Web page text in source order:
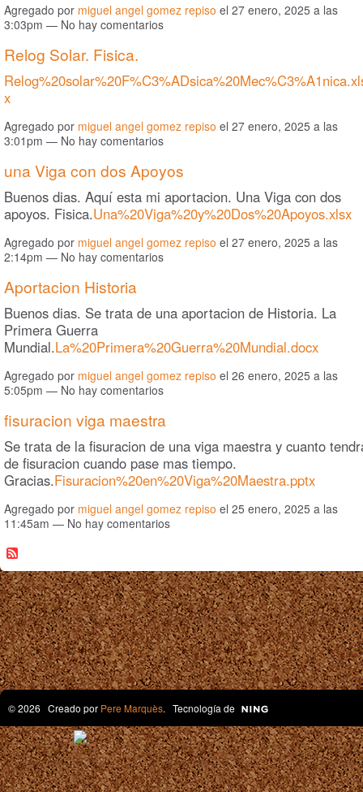
Agregado por miguel angel gomez repiso el 27 enero, 2025 a las
3:03pm — No hay comentarios
Relog Solar. Fisica.
x
Agregado por miguel angel gomez repiso el 27 enero, 2025 a las
3:01pm — No hay comentarios
una Viga con dos Apoyos
Buenos dias. Aquí esta mi aportacion. Una Viga con dos
apoyos. Fisica.Una%20Viga%20y%20Dos%20Apoyos.xlsx
Agregado por miguel angel gomez repiso el 27 enero, 2025 a las
2:14pm — No hay comentarios
Aportacion Historia
Buenos dias. Se trata de una aportacion de Historia. La
Primera Guerra
Mundial.La%20Primera%20Guerra%20Mundial.docx
Agregado por miguel angel gomez repiso el 26 enero, 2025 a las
5:05pm — No hay comentarios
fisuracion viga maestra
Se trata de la fisuracion de una viga maestra y cuanto
de fisuracion cuando pase mas tiempo.
Gracias.Fisuracion%20en%20Viga%20Maestra.pptx
Agregado por miguel angel gomez repiso el 25 enero, 2025 a las
11:45am — No hay comentarios
© 2026 Creado por Pere Marquès. Tecnología de